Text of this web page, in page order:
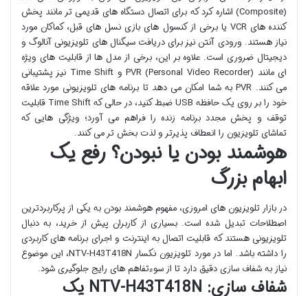
(Composite) اشاره کرد که برای اتصال دستگاه های قدیمی تر مانند پخش
کننده های VCR یا برخی از کنسول های بازی نسل های قبل، کماکان مورد
نیاز هستند. ورودی آنتن نیز برای دریافت سیگنال های تلویزیونی آنالوگ و
دیجیتال ضروری است. علاوه بر این، برخی از مدل ها از قابلیت های ویژه
ای مانند PVR (Personal Video Recorder) و Time Shift نیز پشتیبانی
می کنند. PVR به شما امکان می دهد تا برنامه های تلویزیونی مورد علاقه
خود را بر روی یک حافظه USB ضبط کنید، در حالی که Time Shift قابلیت
توقف و پخش مجدد برنامه زنده را فراهم می آورد؛ ویژگی هایی که
تماشای تلویزیون را انعطاف پذیرتر و لذت بخش تر می کنند.
هوشمند بودن یا نبودن؟ رفع یک
ابهام بزرگ
در بازار تلویزیون های امروزی، مفهوم هوشمند بودن به یکی از پرکاربردترین
اصطلاحات تبدیل شده است. بسیاری از کاربران پیش از خرید، به دنبال
تلویزیونی هستند که قابلیت اتصال به اینترنت و اجرای برنامه های کاربردی
را داشته باشد. اما در مورد تلویزیون نکسار NTV-H43T418N، این موضوع
نیاز به شفاف سازی دقیق دارد تا از سوءتفاهم های رایج جلوگیری شود.
شفاف سازی: NTV-H43T418N یک